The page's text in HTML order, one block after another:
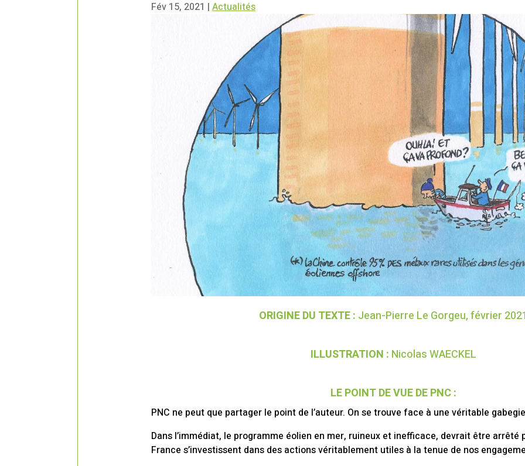
Fév 15, 2021 |Actualités
ORIGINE DU TEXTE : Jean-Pierre Le Gorgeu, février
ILLUSTRATION : Nicolas WAECKEL
LE POINT DE VUE DE PNC :
PNC ne peut que partager le point de l’auteur. On se trouve face à une véritable
Dans l’immédiat, le programme éolien en mer, ruineux et inefficace, devrait être arrêté
France s’investissent dans des actions véritablement utiles à la tenue de nos